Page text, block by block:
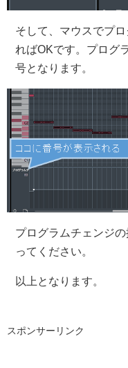
そして、マウスでプ
ればOKです。プログ
号となります。
プログラムチェンジ
ってください。
以上となります。
スポンサーリンク